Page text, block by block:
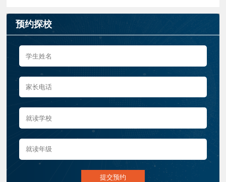
预约探校
提交预约